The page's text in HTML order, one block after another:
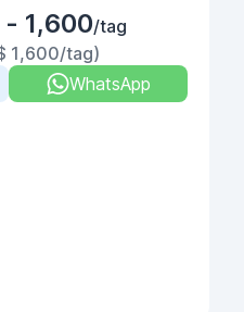
1,600/tag
1,600/tag)
WhatsApp